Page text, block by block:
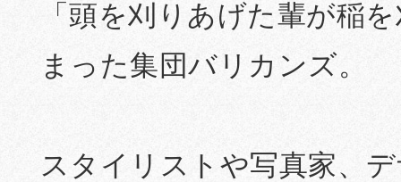
「頭を刈りあげた輩が稲
まった集団バリカンズ。
スタイリストや写真家、